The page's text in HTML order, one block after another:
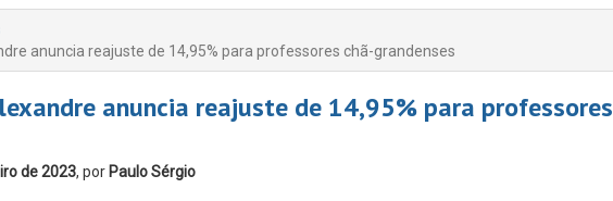
anuncia reajuste de 14,95% para professores chã-grandenses
anuncia reajuste de 14,95% para professores
de 2023, por Paulo Sérgio